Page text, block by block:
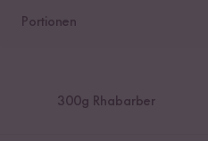
Portionen
300g Rhabarber